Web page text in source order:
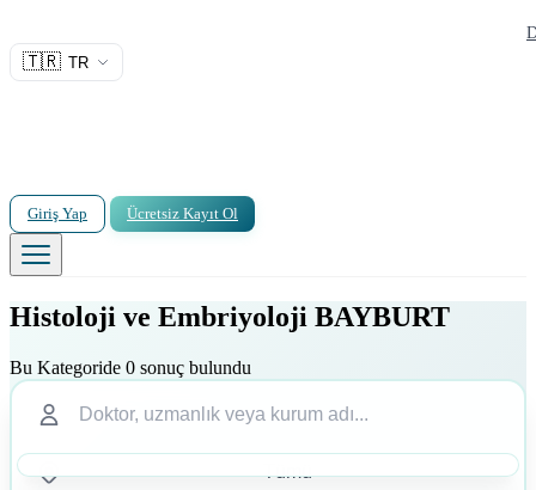
🇹🇷 TR
Giriş Yap Ücretsiz Kayıt Ol
Histoloji ve Embriyoloji BAYBURT
Bu Kategoride 0 sonuç bulundu